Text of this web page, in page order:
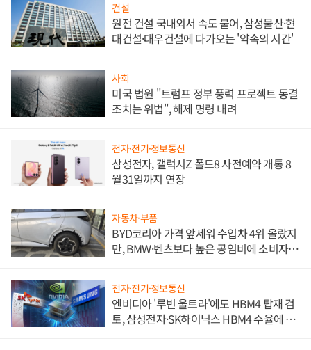
건설
원전 건설 국내외서 속도 붙어, 삼성물산·현
대건설·대우건설에 다가오는 '약속의 시간'
사회
미국 법원 "트럼프 정부 풍력 프로젝트 동결
조치는 위법", 해제 명령 내려
전자·전기·정보통신
삼성전자, 갤럭시Z 폴드8 사전예약 개통 8
월31일까지 연장
자동차·부품
BYD코리아 가격 앞세워 수입차 4위 올랐지
만, BMW·벤츠보다 높은 공임비에 소비자
전자·전기·정보통신
엔비디아 '루빈 울트라'에도 HBM4 탑재 검
토, 삼성전자·SK하이닉스 HBM4 수율에 주